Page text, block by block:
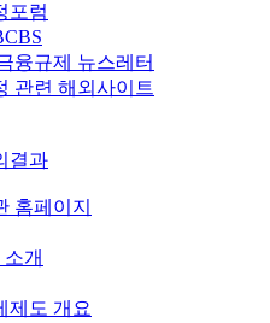
포럼
융규제 뉴스레터
관련 해외사이트
결과
홈페이지
개
제도 개요